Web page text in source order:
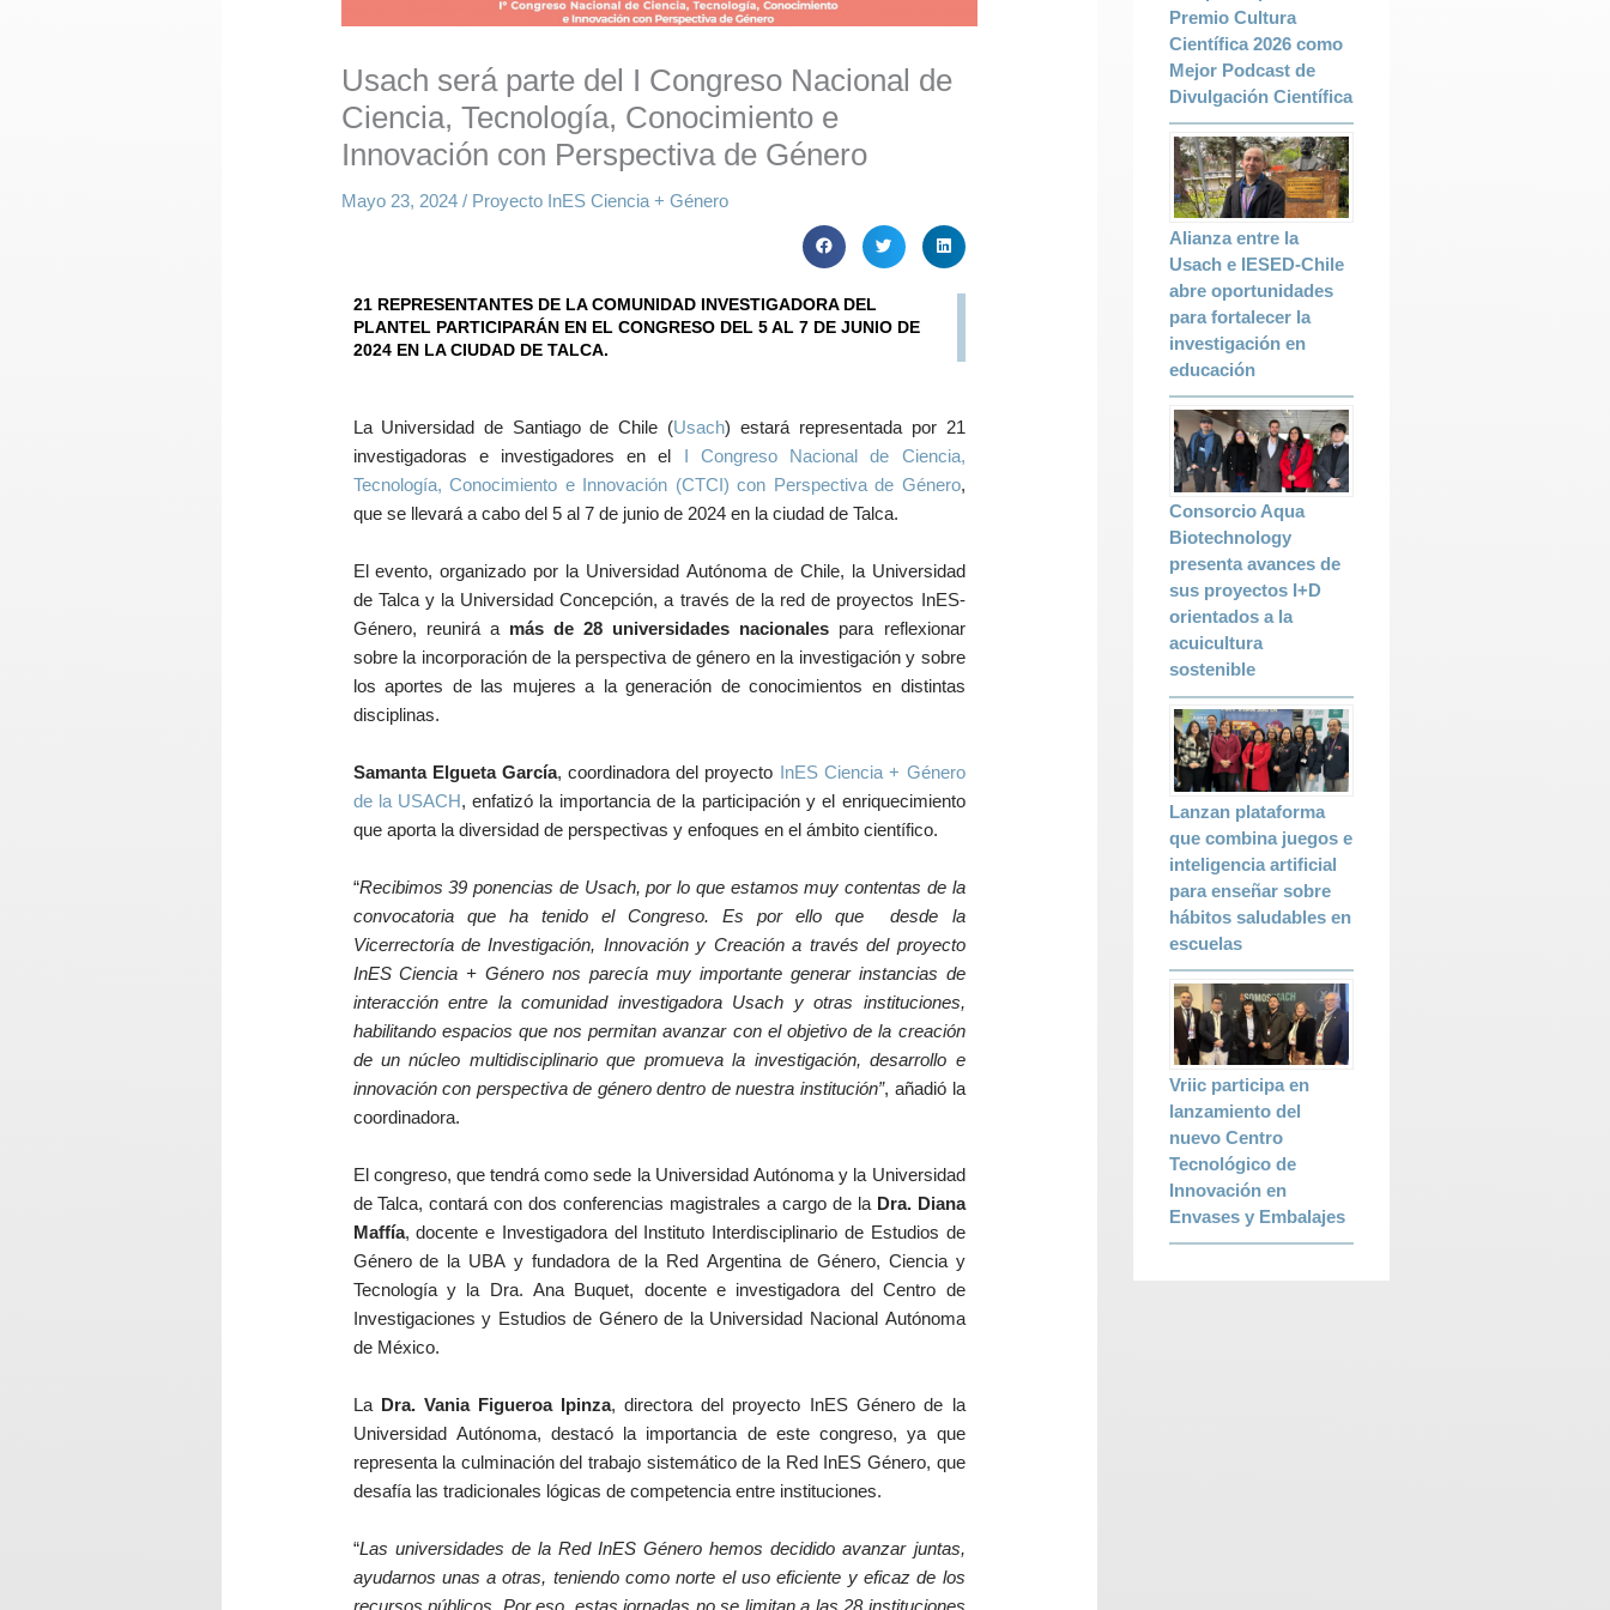
Usach será parte del I Congreso Nacional de
Ciencia, Tecnología, Conocimiento e
Innovación con Perspectiva de Género
Mayo 23, 2024 / Proyecto InES Ciencia + Género
21 REPRESENTANTES DE LA COMUNIDAD INVESTIGADORA DEL
PLANTEL PARTICIPARÁN EN EL CONGRESO DEL 5 AL 7 DE JUNIO DE
2024 EN LA CIUDAD DE TALCA.
La Universidad de Santiago de Chile (Usach) estará representada por 21
investigadoras e investigadores en el I Congreso Nacional de Ciencia,
Tecnología, Conocimiento e Innovación (CTCI) con Perspectiva de Género,
que se llevará a cabo del 5 al 7 de junio de 2024 en la ciudad de Talca.
El evento, organizado por la Universidad Autónoma de Chile, la Universidad
de Talca y la Universidad Concepción, a través de la red de proyectos InES-
Género, reunirá a más de 28 universidades nacionalespara reflexionar
sobre la incorporación de la perspectiva de género en la investigación y sobre
los aportes de las mujeres a la generación de conocimientos en distintas
disciplinas.
Samanta Elgueta García, coordinadora del proyecto InES Ciencia + Género
de la USACH, enfatizó la importancia de la participación y el enriquecimiento
que aporta la diversidad de perspectivas y enfoques en el ámbito científico.
“Recibimos 39 ponencias de Usach, por lo que estamos muy contentas de la
convocatoria que ha tenido el Congreso. Es por ello que desde la
Vicerrectoría de Investigación, Innovación y Creación a través del proyecto
InES Ciencia + Género nos parecía muy importante generar instancias de
interacción entre la comunidad investigadora Usach y otras instituciones,
habilitando espacios que nos permitan avanzar con el objetivo de la creación
de un núcleo multidisciplinario que promueva la investigación, desarrollo e
innovación con perspectiva de género dentro de nuestra institución”, añadió la
coordinadora.
El congreso, que tendrá como sede la Universidad Autónoma y la Universidad
de Talca, contará con dos conferencias magistrales a cargo de la Dra. Diana
Maffía, docente e Investigadora del Instituto Interdisciplinario de Estudios de
Género de la UBA y fundadora de la Red Argentina de Género, Ciencia y
Tecnología y la Dra. Ana Buquet, docente e investigadora del Centro de
Investigaciones y Estudios de Género de la Universidad Nacional Autónoma
de México.
La Dra. Vania Figueroa Ipinza, directora del proyecto InES Género de la
Universidad Autónoma, destacó la importancia de este congreso, ya que
representa la culminación del trabajo sistemático de la Red InES Género, que
desafía las tradicionales lógicas de competencia entre instituciones.
“Las universidades de la Red InES Género hemos decidido avanzar juntas,
ayudarnos unas a otras, teniendo como norte el uso eficiente y eficaz de los
Premio Cultura
Científica 2026 como
Mejor Podcast de
Divulgación Científica
Alianza entre la
Usach e IESED-Chile
abre oportunidades
para fortalecer la
investigación en
educación
Consorcio Aqua
Biotechnology
presenta avances de
sus proyectos I+D
orientados a la
acuicultura
sostenible
Lanzan plataforma
que combina juegos e
inteligencia artificial
para enseñar sobre
hábitos saludables en
escuelas
Vriic participa en
lanzamiento del
nuevo Centro
Tecnológico de
Innovación en
Envases y Embalajes